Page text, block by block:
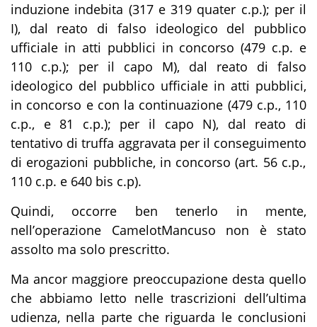
induzione indebita (317 e 319 quater c.p.); per il
I), dal reato di falso ideologico del pubblico
ufficiale in atti pubblici in concorso (479 c.p. e
110 c.p.); per il capo M), dal reato di falso
ideologico del pubblico ufficiale in atti pubblici,
in concorso e con la continuazione (479 c.p., 110
c.p., e 81 c.p.); per il capo N), dal reato di
tentativo ditruffa aggravata per il conseguimento
di erogazioni pubbliche, in concorso(art. 56 c.p.,
110 c.p. e 640 bis c.p).
Quindi, occorre ben tenerlo in mente,
nell’operazione CamelotMancuso non è stato
assolto ma solo prescritto.
Ma ancor maggiore preoccupazione desta quello
che abbiamo letto nelle trascrizioni dell’ultima
udienza, nella parte che riguarda le conclusioni